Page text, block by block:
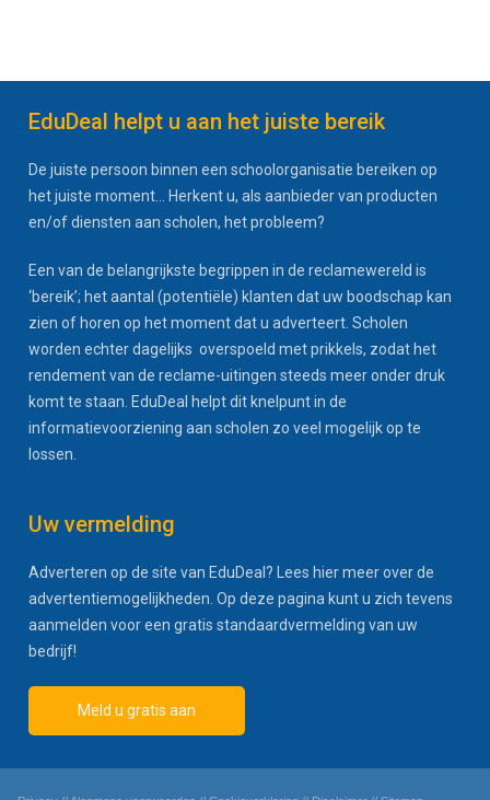
EduDeal helpt u aan het juiste bereik
De juiste persoon binnen een schoolorganisatie bereiken op
het juiste moment... Herkent u, als aanbieder van producten
en/of diensten aan scholen, het probleem?
Een van de belangrijkste begrippen in de reclamewereld is
‘bereik’; het aantal (potentiële) klanten dat uw boodschap kan
zien of horen op het moment dat u adverteert. Scholen
worden echter dagelijks overspoeld met prikkels, zodat het
rendement van de reclame-uitingen steeds meer onder druk
komt te staan. EduDeal helpt dit knelpunt in de
informatievoorziening aan scholen zo veel mogelijk op te
lossen.
Uw vermelding
Adverteren op de site van EduDeal? Lees hier meer over de
advertentiemogelijkheden. Op deze pagina kunt u zich tevens
aanmelden voor een gratis standaardvermelding van uw
bedrijf!
Meld u gratis aan